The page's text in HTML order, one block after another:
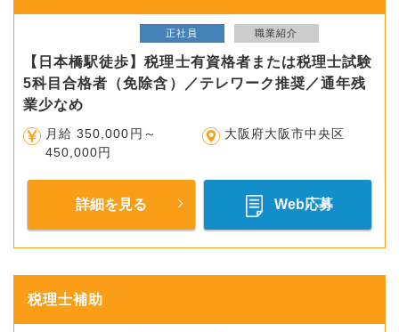
正社員 職業紹介
【日本橋駅徒歩】税理士有資格者または税理士試験
5科目合格者（免除含）／テレワーク推奨／通年残
業少なめ
月給 350,000円～
450,000円
大阪府大阪市中央区
詳細を見る Web応募
税理士補助